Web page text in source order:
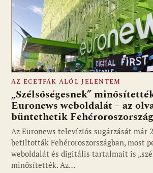
Fotó: media1.hu
AZ ECETFÁK ALÓL JELENTEM
„Szélsőségesnek”
Euronews weboldalát – az
büntethetik
Az Euronews televíziós sugárzását már
betiltották Fehéroroszországban, most
weboldalát és digitális tartalmait is
minősítették. Az…